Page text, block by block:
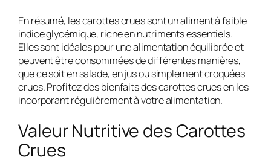
En résumé, les carottes crues sont un aliment à faible
indice glycémique, riche en nutriments essentiels.
Elles sont idéales pour une alimentation équilibrée et
peuvent être consommées de différentes manières,
que ce soit en salade, en jus ou simplement croquées
crues. Profitez des bienfaits des carottes crues en les
incorporant régulièrement à votre alimentation.
Valeur Nutritive des Carottes
Crues